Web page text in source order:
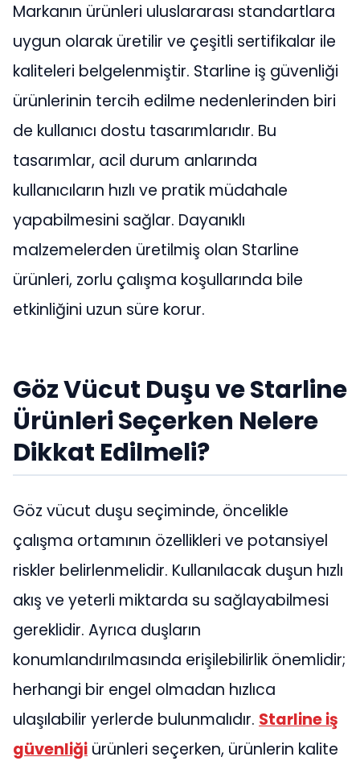
Markanın ürünleri uluslararası standartlara
uygun olarak üretilir ve çeşitli sertifikalar ile
kaliteleri belgelenmiştir. Starline iş güvenliği
ürünlerinin tercih edilme nedenlerinden biri
de kullanıcı dostu tasarımlarıdır. Bu
tasarımlar, acil durum anlarında
kullanıcıların hızlı ve pratik müdahale
yapabilmesini sağlar. Dayanıklı
malzemelerden üretilmiş olan Starline
ürünleri, zorlu çalışma koşullarında bile
etkinliğini uzun süre korur.
Göz Vücut Duşu ve Starline
Ürünleri Seçerken Nelere
Dikkat Edilmeli?
Göz vücut duşu seçiminde, öncelikle
çalışma ortamının özellikleri ve potansiyel
riskler belirlenmelidir. Kullanılacak duşun hızlı
akış ve yeterli miktarda su sağlayabilmesi
gereklidir. Ayrıca duşların
konumlandırılmasında erişilebilirlik önemlidir;
herhangi bir engel olmadan hızlıca
ulaşılabilir yerlerde bulunmalıdır. Starline iş
güvenliği ürünleri seçerken, ürünlerin kalite